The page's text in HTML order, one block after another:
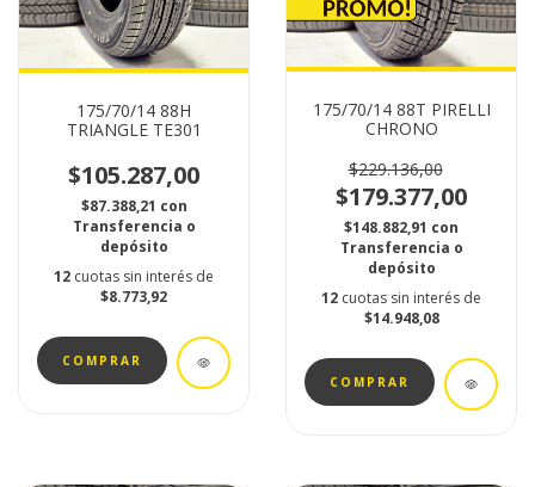
175/70/14 88H
TRIANGLE TE301
$105.287,00
$87.388,21 con
Transferencia o
depósito
12 cuotas sin interés de
$8.773,92
175/70/14 88T PIRELLI
CHRONO
$229.136,00
$179.377,00
$148.882,91 con
Transferencia o
depósito
12 cuotas sin interés de
$14.948,08